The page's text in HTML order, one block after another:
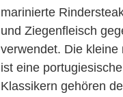
marinierte
und Ziegenfleisch
verwendet. Die
ist eine
Klassikern gehören